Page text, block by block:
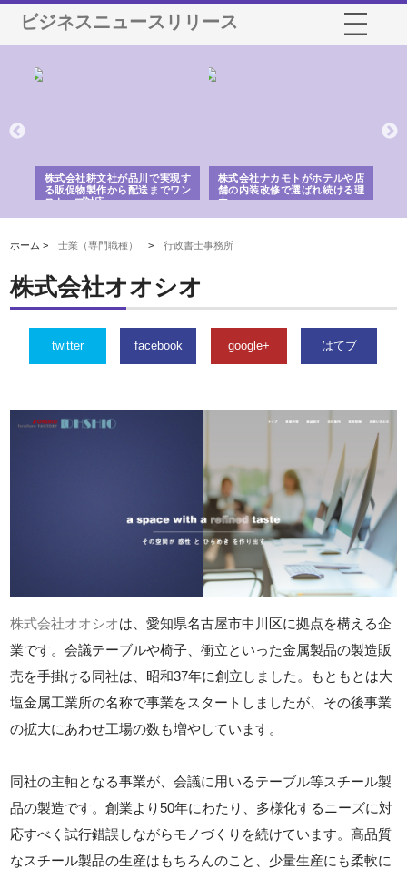
ビジネスニュースリリース
株式会社耕文社が品川で実現す
る販促物製作から配送までワン
ストップ対応
株式会社ナカモトがホテルや店
舗の内装改修で選ばれ続ける理
由
ホーム >士業（専門職種） >行政書士事務所
株式会社オオシオ
twitter facebook google+ はてブ
株式会社オオシオは、愛知県名古屋市中川区に拠点を構える企
業です。会議テーブルや椅子、衝立といった金属製品の製造販
売を手掛ける同社は、昭和37年に創立しました。もともとは大
塩金属工業所の名称で事業をスタートしましたが、その後事業
の拡大にあわせ工場の数も増やしています。
同社の主軸となる事業が、会議に用いるテーブル等スチール製
品の製造です。創業より50年にわたり、多様化するニーズに対
応すべく試行錯誤しながらモノづくりを続けています。高品質
なスチール製品の生産はもちろんのこと、少量生産にも柔軟に